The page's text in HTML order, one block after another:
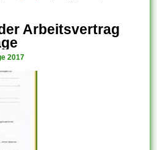
Arbeitsvertrag
2017